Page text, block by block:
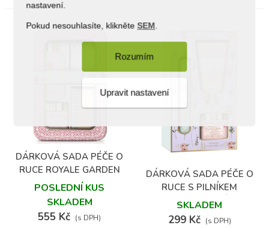
nastavení.
Pokud nesouhlasíte, klikněte SEM.
Rozumím
Upravit nastavení
DÁRKOVÁ SADA PÉČE O
RUCE ROYALE GARDEN
POSLEDNÍ KUS
SKLADEM
555 Kč (s DPH)
DÁRKOVÁ SADA PÉČE O
RUCE S PILNÍKEM
LEVANDULE A ŠÍPEK
SKLADEM
299 Kč (s DPH)
(1)